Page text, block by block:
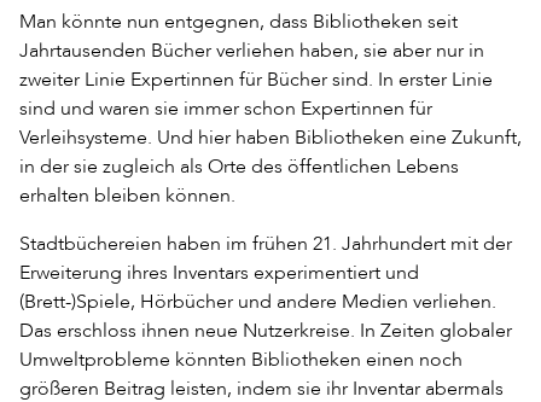
Man könnte nun entgegnen, dass Bibliotheken seit
Jahrtausenden Bücher verliehen haben, sie aber nur in
zweiter Linie Expertinnen für Bücher sind. In erster Linie
sind und waren sie immer schon Expertinnen für
Verleihsysteme. Und hier haben Bibliotheken eine Zukunft,
in der sie zugleich als Orte des öffentlichen Lebens
erhalten bleiben können.
Stadtbüchereien haben im frühen 21. Jahrhundert mit der
Erweiterung ihres Inventars experimentiert und
(Brett-)Spiele, Hörbücher und andere Medien verliehen.
Das erschloss ihnen neue Nutzerkreise. In Zeiten globaler
Umweltprobleme könnten Bibliotheken einen noch
größeren Beitrag leisten, indem sie ihr Inventar abermals